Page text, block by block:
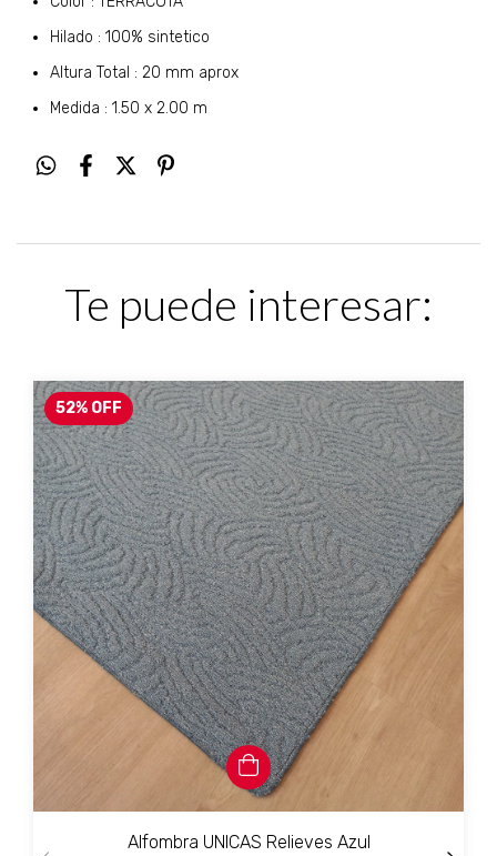
Hilado : 100% sintetico
Altura Total : 20 mm aprox
Medida : 1.50 x 2.00 m
Te puede interesar:
52% OFF
Alfombra UNICAS Relieves Azul